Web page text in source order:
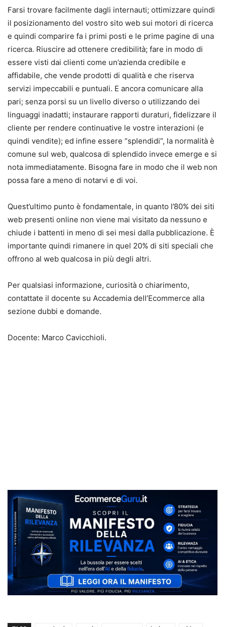
Farsi trovare facilmente dagli internauti; ottimizzare quindi
il posizionamento del vostro sito web sui motori di ricerca
e quindi comparire fa i primi posti e le prime pagine di una
ricerca. Riuscire ad ottenere credibilità; fare in modo di
essere visti dai clienti come un’azienda credibile e
affidabile, che vende prodotti di qualità e che riserva
servizi impeccabili e puntuali. E ancora comunicare alla
pari; senza porsi su un livello diverso o utilizzando dei
linguaggi inadatti; instaurare rapporti duraturi, fidelizzare il
cliente per rendere continuative le vostre interazioni (e
quindi vendite); ed infine essere “splendidi”, la normalità è
comune sul web, qualcosa di splendido invece emerge e si
nota immediatamente. Bisogna fare in modo che il web non
possa fare a meno di notarvi e di voi.
Quest’ultimo punto è fondamentale, in quanto l’80% dei siti
web presenti online non viene mai visitato da nessuno e
chiude i battenti in meno di sei mesi dalla pubblicazione. È
importante quindi rimanere in quel 20% di siti speciali che
offrono al web qualcosa in più degli altri.
Per qualsiasi informazione, curiosità o chiarimento,
contattate il docente su Accademia dell’Ecommerce alla
sezione dubbi e domande.
Docente: Marco Cavicchioli.